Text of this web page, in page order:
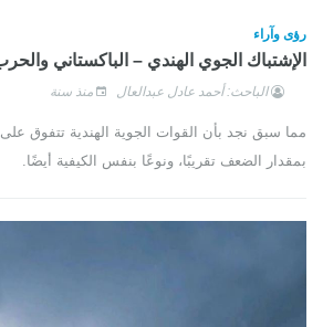
رؤى وآراء
الإشتباك الجوي الهندي – الباكستاني
الباحث: أحمد عادل عبدالعال منذ سنة
مما سبق نجد بأن القوات الجوية الهندية تتفوق على
بمقدار الضعف تقريبًا، ونوعًا بنفس الكيفية أيضًا.